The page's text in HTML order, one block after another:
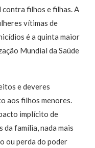
contra filhos e filhas. A
vítimas de
é a quinta maior
Mundial da Saúde
e deveres
aos filhos menores.
implícito de
família, nada mais
ou perda do poder